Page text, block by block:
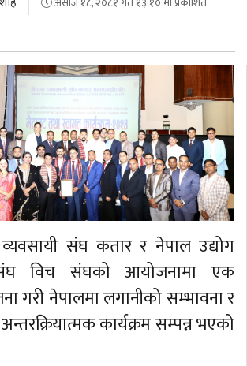
संघ कतार र नेपाल उद्योग
विच संघको आयोजनामा एक
गरी नेपालमा लगानीको सम्भावना र
कार्यक्रम सम्पन्न भएको